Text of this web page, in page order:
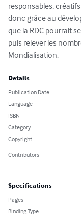
responsables,
donc grâce au
que la RDC pourrait
puis relever les
Mondialisation.
Details
Publication Date
Language
ISBN
Category
Copyright
Contributors
Specifications
Pages
Binding Type